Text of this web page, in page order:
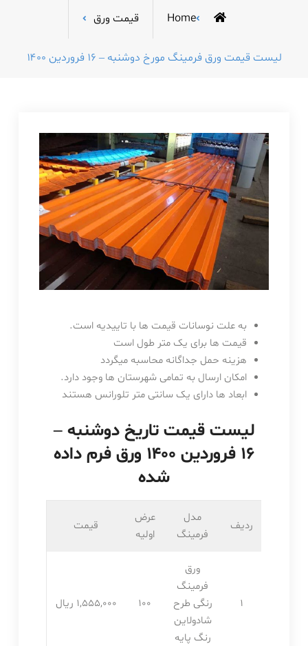
Home قیمت ورق
لیست قیمت ورق فرمینگ مورخ دوشنبه – ۱۶ فروردین ۱۴۰۰
به علت نوسانات قیمت ها با تاییدیه است.
قیمت ها برای یک متر طول است
هزینه حمل جداگانه محاسبه میگردد
امکان ارسال به تمامی شهرستان ها وجود دارد.
ابعاد ها دارای یک سانتی متر تلورانس هستند
لیست قیمت تاریخ دوشنبه –
۱۶ فروردین ۱۴۰۰ ورق فرم داده
شده
ردیف
مدل
فرمینگ
عرض
اولیه
قیمت
1
ورق
فرمینگ
رنگی طرح
شادولاین
رنگ پایه
100 1,555,۰۰۰ ریال